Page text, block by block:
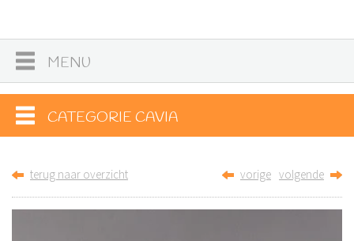
MENU
CATEGORIE CAVIA
terug naar overzicht vorige volgende